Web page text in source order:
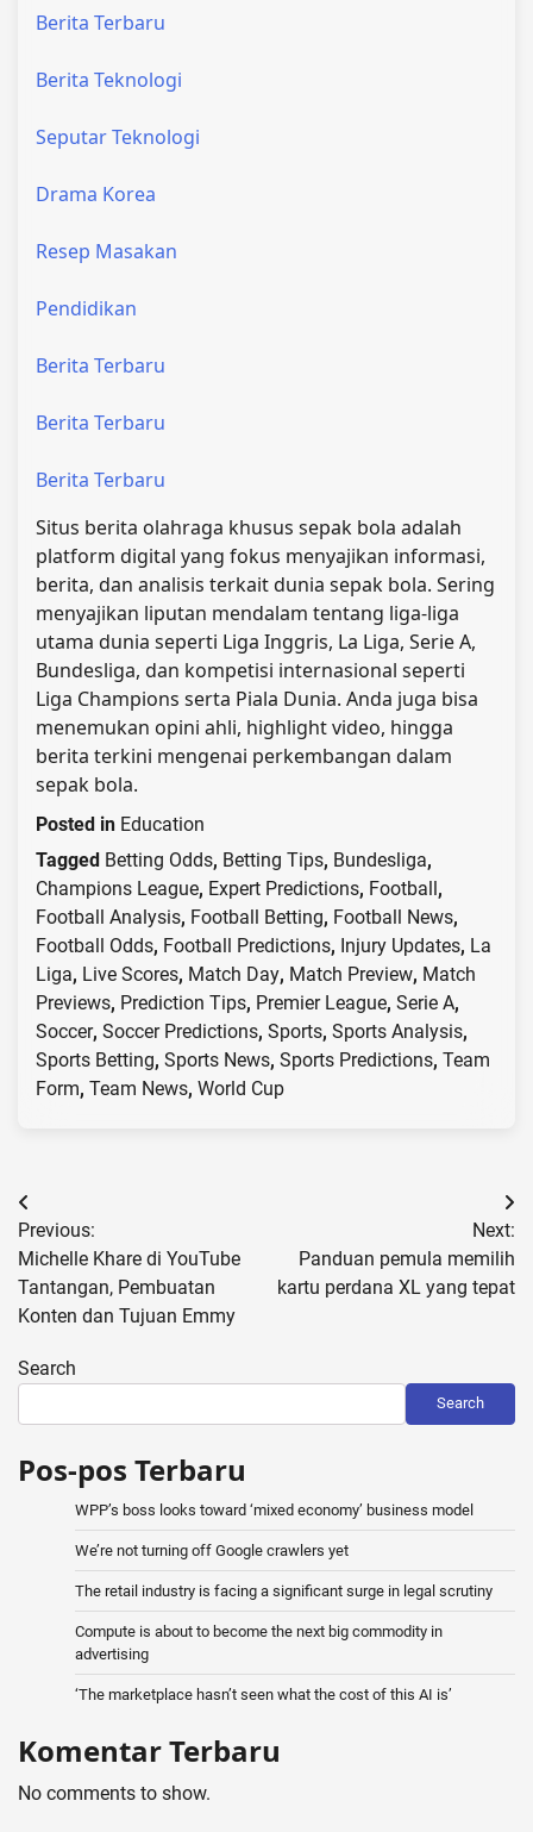
Berita Terbaru
Berita Teknologi
Seputar Teknologi
Drama Korea
Resep Masakan
Pendidikan
Berita Terbaru
Berita Terbaru
Berita Terbaru
Situs berita olahraga khusus sepak bola adalah
platform digital yang fokus menyajikan informasi,
berita, dan analisis terkait dunia sepak bola. Sering
menyajikan liputan mendalam tentang liga-liga
utama dunia seperti Liga Inggris, La Liga, Serie A,
Bundesliga, dan kompetisi internasional seperti
Liga Champions serta Piala Dunia. Anda juga bisa
menemukan opini ahli, highlight video, hingga
berita terkini mengenai perkembangan dalam
sepak bola.
Posted in Education
Tagged Betting Odds, Betting Tips, Bundesliga,
Champions League, Expert Predictions, Football,
Football Analysis, Football Betting, Football News,
Football Odds, Football Predictions, Injury Updates, La
Liga, Live Scores, Match Day, Match Preview, Match
Previews, Prediction Tips, Premier League, Serie A,
Soccer, Soccer Predictions, Sports, Sports Analysis,
Sports Betting, Sports News, Sports Predictions, Team
Form, Team News, World Cup
Post
navigation
Previous:
Michelle Khare di YouTube
Tantangan, Pembuatan
Konten dan Tujuan Emmy
Next:
Panduan pemula memilih
kartu perdana XL yang tepat
Search
Search
Pos-pos Terbaru
WPP’s boss looks toward ‘mixed economy’ business model
We’re not turning off Google crawlers yet
The retail industry is facing a significant surge in legal scrutiny
Compute is about to become the next big commodity in
advertising
‘The marketplace hasn’t seen what the cost of this AI is’
Komentar Terbaru
No comments to show.